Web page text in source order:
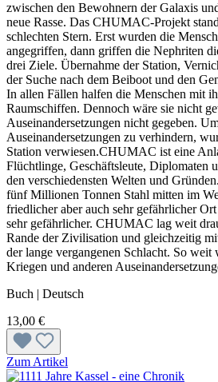
zwischen den Bewohnern der Galaxis
neue Rasse. Das CHUMAC-Projekt
schlechten Stern. Erst wurden die
angegriffen, dann griffen die Nephriten
drei Ziele. Übernahme der Station,
der Suche nach dem Beiboot und den
In allen Fällen halfen die Menschen mit
Raumschiffen. Dennoch wäre sie nicht
Auseinandersetzungen nicht gegeben.
Auseinandersetzungen zu verhindern,
Station verwiesen.CHUMAC ist eine
Flüchtlinge, Geschäftsleute, Diplomaten
den verschiedensten Welten und
fünf Millionen Tonnen Stahl mitten im
friedlicher aber auch sehr gefährlicher
sehr gefährlicher. CHUMAC lag weit
Rande der Zivilisation und gleichzeitig
der lange vergangenen Schlacht. So
Kriegen und anderen
Buch | Deutsch
13,00 €
Zum Artikel